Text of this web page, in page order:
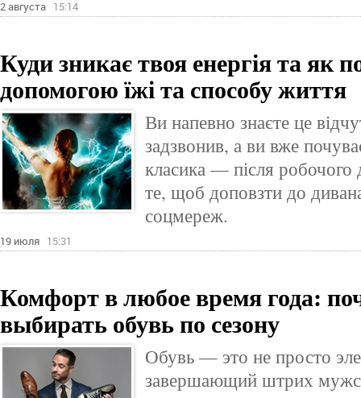
2 августа 15:14
Куди зникає твоя енергія та як
допомогою їжі та способу життя
Ви напевно знаєте це
задзвонив, а ви вже
класика — після робочого
те, щоб доповзти до
соцмереж.
19 июля 15:31
Комфорт в любое время года:
выбирать обувь по сезону
Обувь — это не просто
завершающий штрих